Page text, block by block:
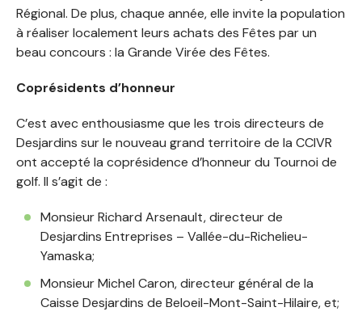
Régional. De plus, chaque année, elle invite la population
à réaliser localement leurs achats des Fêtes par un
beau concours : la Grande Virée des Fêtes.
Coprésidents d’honneur
C’est avec enthousiasme que les trois directeurs de
Desjardins sur le nouveau grand territoire de la CCIVR
ont accepté la coprésidence d’honneur du Tournoi de
golf. Il s’agit de :
Monsieur Richard Arsenault, directeur de
Desjardins Entreprises – Vallée-du-Richelieu-
Yamaska;
Monsieur Michel Caron, directeur général de la
Caisse Desjardins de Beloeil-Mont-Saint-Hilaire, et;